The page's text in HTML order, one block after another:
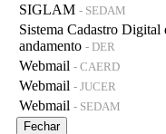
SIGLAM - SEDAM
Sistema Cadastro
andamento - DER
Webmail - CAERD
Webmail - JUCER
Webmail - SEDAM
Fechar